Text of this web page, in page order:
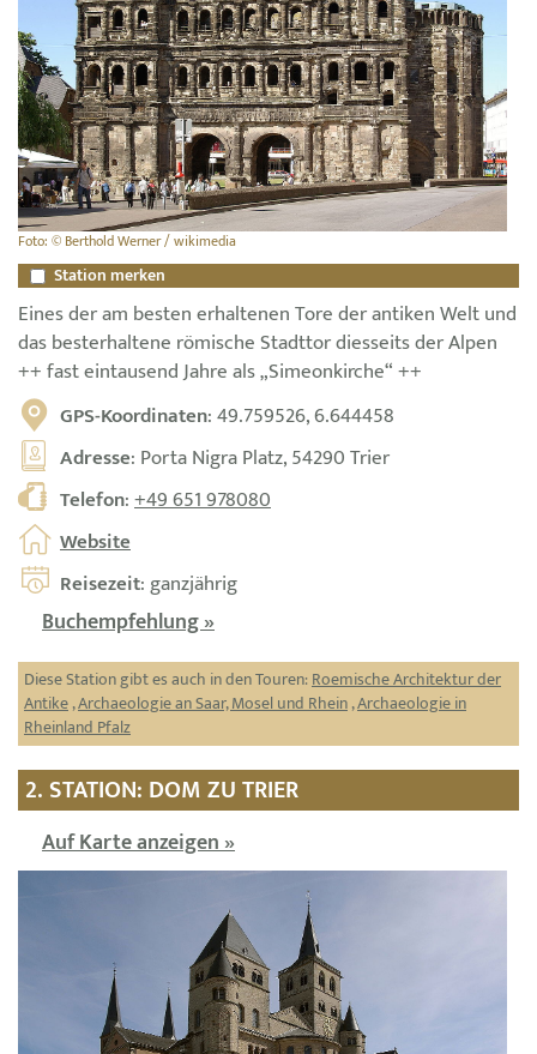
Foto: © Berthold Werner / wikimedia
Station merken
Eines der am besten erhaltenen Tore der antiken Welt und
das besterhaltene römische Stadttor diesseits der Alpen
++ fast eintausend Jahre als „Simeonkirche“ ++
GPS-Koordinaten: 49.759526, 6.644458
Adresse: Porta Nigra Platz, 54290 Trier
Telefon:+49 651 978080
Website
Reisezeit: ganzjährig
Buchempfehlung »
Diese Station gibt es auch in den Touren:Roemische Architektur der
Antike,Archaeologie an Saar, Mosel und Rhein,Archaeologie in
Rheinland Pfalz
2. STATION: DOM ZU TRIER
Auf Karte anzeigen »